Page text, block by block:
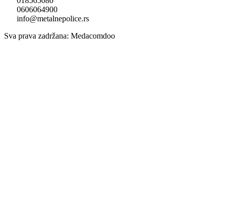
0606064900
info@metalnepolice.rs
Sva prava zadržana: Medacomdoo